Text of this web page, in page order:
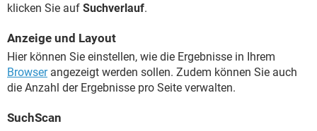
klicken Sie auf Suchverlauf.
Anzeige und Layout
Hier können Sie einstellen, wie die Ergebnisse in Ihrem
Browserangezeigt werden sollen. Zudem können Sie auch
die Anzahl der Ergebnisse pro Seite verwalten.
SuchScan